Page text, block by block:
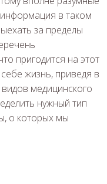
в таком
за пределы
пригодится на этот
жизнь, приведя в
медицинского
нужный тип
о которых мы